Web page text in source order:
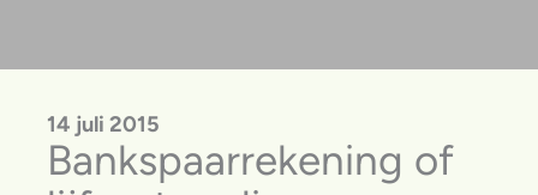
14 juli 2015
Bankspaarrekening of